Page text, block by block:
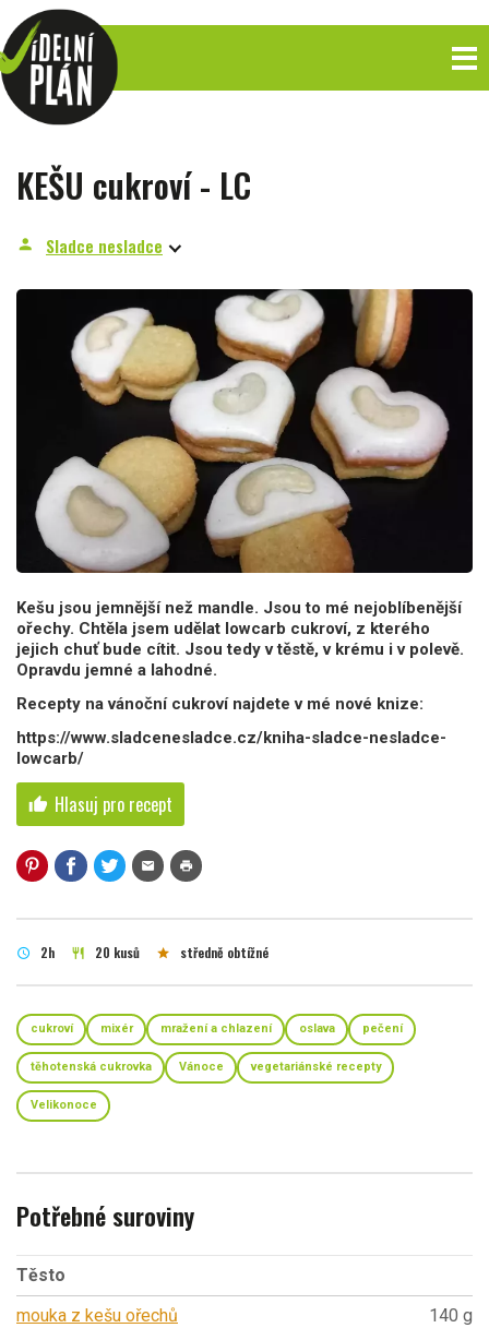
KEŠU cukroví - LC
person Sladce nesladce
Kešu jsou jemnější než mandle. Jsou to mé nejoblíbenější
ořechy. Chtěla jsem udělat lowcarb cukroví, z kterého
jejich chuť bude cítit. Jsou tedy v těstě, v krému i v polevě.
Opravdu jemné a lahodné.
Recepty na vánoční cukroví najdete v mé nové knize:
https://www.sladcenesladce.cz/kniha-sladce-nesladce-
lowcarb/
thumb_up Hlasuj pro recept
mail print
schedule 2h restaurant 20 kusů star středně obtížné
cukroví mixér mražení a chlazení oslava pečení
těhotenská cukrovka Vánoce vegetariánské recepty
Velikonoce
Potřebné suroviny
Těsto
mouka z kešu ořechů
140 g